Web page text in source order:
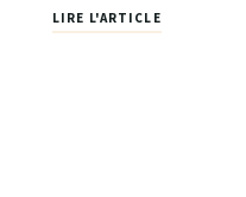
LIRE L'ARTICLE